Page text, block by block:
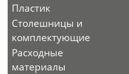
Пластик
Столешницы и
комплектующие
Расходные
материалы